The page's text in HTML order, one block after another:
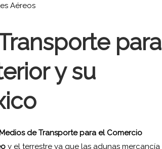
Aéreos
para
y su
Medios de Transporte para el Comercio
y el terrestre ya que las adunas mercancía